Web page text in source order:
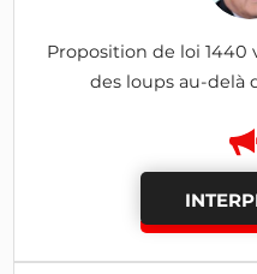
Proposition de loi 1440
des loups au-delà